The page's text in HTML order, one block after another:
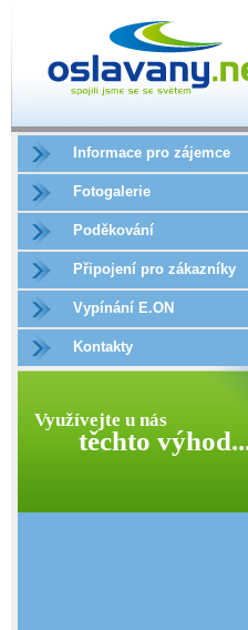
Informace pro zájemce
Fotogalerie
Poděkování
Připojení pro zákazníky
Vypínání E.ON
Kontakty
Využívejte u nás
těchto